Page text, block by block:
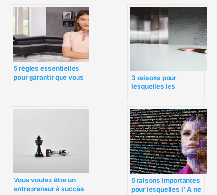
5 règles essentielles
pour garantir que vous
3 raisons pour
lesquelles les
que vous pouvez faire
à ce sujet
Vous voulez être un
entrepreneur à succès
5 raisons importantes
pour lesquelles l’IA ne